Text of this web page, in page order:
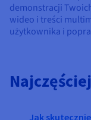
demonstracji
wideo i treści
użytkownika i
Jak